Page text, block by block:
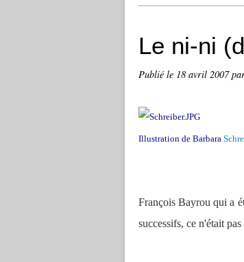
Le ni-ni
Publié le 18 avril 2007
Illustration de Barbara
François Bayrou qui a
successifs, ce n'était